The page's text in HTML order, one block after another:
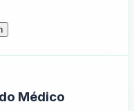
Médico